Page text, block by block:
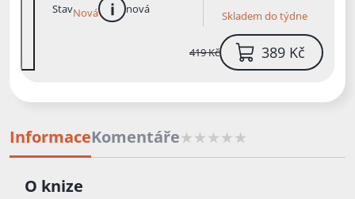
StavNová více informací
nová Skladem do týdne
419 Kč 389 Kč
InformaceKomentáře
O knize